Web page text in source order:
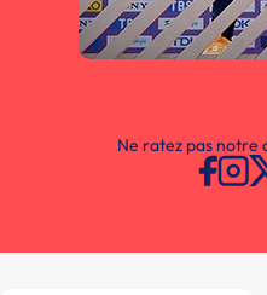
Ne ratez pas notre